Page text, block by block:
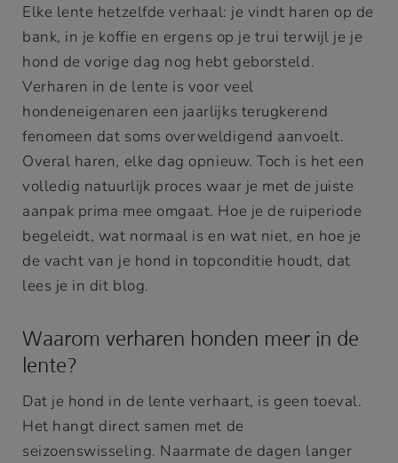
Elke lente hetzelfde verhaal: je vindt haren op de
bank, in je koffie en ergens op je trui terwijl je je
hond de vorige dag nog hebt geborsteld.
Verharen in de lente is voor veel
hondeneigenaren een jaarlijks terugkerend
fenomeen dat soms overweldigend aanvoelt.
Overal haren, elke dag opnieuw. Toch is het een
volledig natuurlijk proces waar je met de juiste
aanpak prima mee omgaat. Hoe je de ruiperiode
begeleidt, wat normaal is en wat niet, en hoe je
de vacht van je hond in topconditie houdt, dat
lees je in dit blog.
Waarom verharen honden meer in de
lente?
Dat je hond in de lente verhaart, is geen toeval.
Het hangt direct samen met de
seizoenswisseling. Naarmate de dagen langer